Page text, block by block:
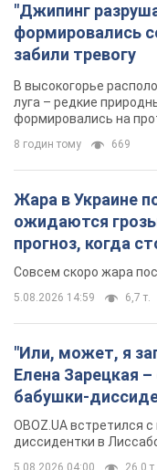
"Джипинг
формировались
забили тревогу
В высокогорье
луга – редкие
формировались на
8 годин тому 669
Жара в Украине
ожидаются
прогноз, когда
изменения
Совсем скоро жара
5.08.2026 14:59 6,7 т.
"Или, может, я
Елена Зарецкая
бабушки-
Горской,
бегстве в
детьми
OBOZ.UA встретился
диссидентки в
5.08.2026 04:00 26,0 т.